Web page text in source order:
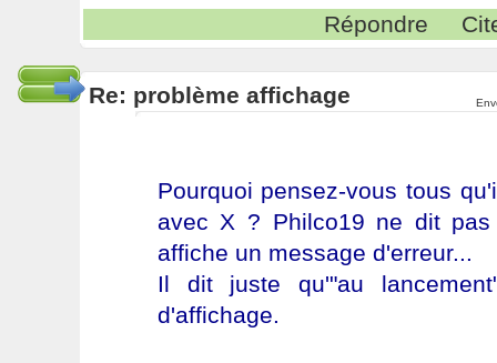
Répondre
Re: problème affichage
Pourquoi pensez-vous tous
avec X ? Philco19 ne dit
affiche un message d'erreur...
Il dit juste qu'"au
d'affichage.